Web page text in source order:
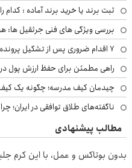
ثبت برند یا خرید برند آماده :
بررسی ویژگی های فنی جرثقیل ها:
۷ اقدام ضروری پس از تشکیل پرونده مواد مخدر؛ راهنمای خانواده‌ها
راهی مطمئن برای حفظ ارزش پول
چیدمان کیف مدرسه؛ چگونه یک
ناگفته‌های طلاق توافقی در
مطالب پیشنهادی
بدون بوتاکس و عمل، با این کرم